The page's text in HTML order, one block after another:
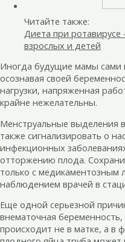
Читайте также:
Диета при
взрослых и детей
Иногда будущие мамы сами
осознавая своей
нагрузки, напряженная
крайне нежелательны.
Менструальные выделения
также сигнализировать о
инфекционных
отторжению плода.
только с медикаментозным
наблюдением врачей в
Еще одной серьезной
внематочная
происходит не в матке, а в